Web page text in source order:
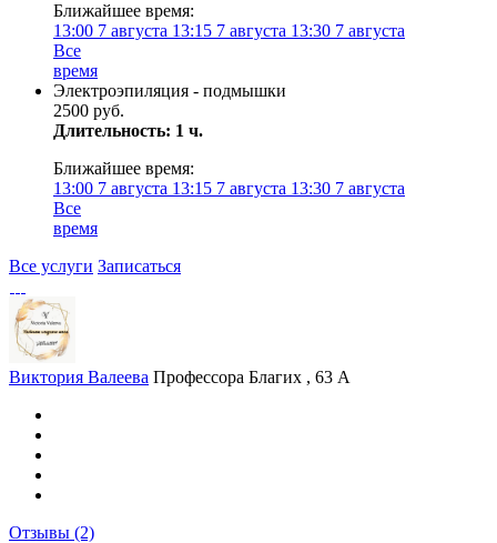
Ближайшее время:
13:00 7 августа 13:15 7 августа 13:30 7 августа
Все
время
Электроэпиляция - подмышки
2500 руб.
Длительность: 1 ч.
Ближайшее время:
13:00 7 августа 13:15 7 августа 13:30 7 августа
Все
время
Все услуги Записаться
Виктория Валеева Профессора Благих , 63 А
Отзывы (2)